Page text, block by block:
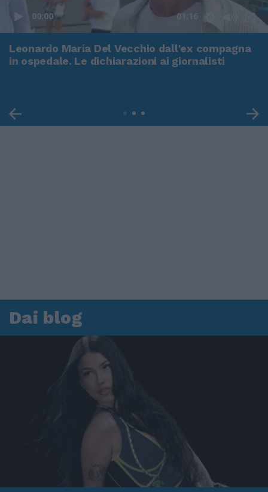
00:00 01:16
Leonardo Maria Del Vecchio dall'ex compagna
in ospedale. Le dichiarazioni ai giornalisti
Dai blog